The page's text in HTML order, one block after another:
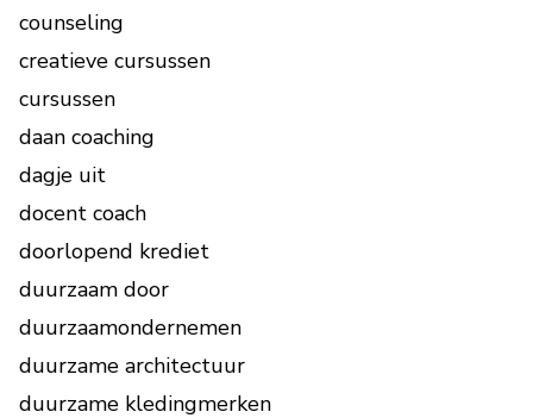
counseling
creatieve cursussen
cursussen
daan coaching
dagje uit
docent coach
doorlopend krediet
duurzaam door
duurzaamondernemen
duurzame architectuur
duurzame kledingmerken